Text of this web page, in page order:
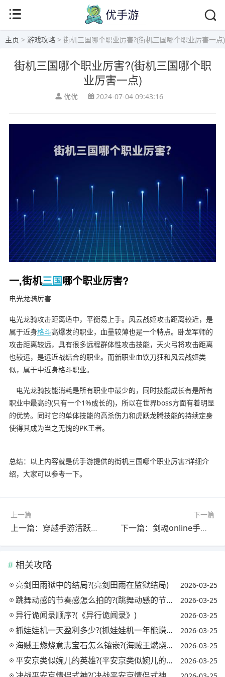
主页 > 游戏攻略 > 街机三国哪个职业厉害?(街机三国哪个职业厉害一点)
街机三国哪个职业厉害?(街机三国哪个职
业厉害一点)
优优 2024-07-04 09:43:16
一,街机三国哪个职业厉害?
电光龙骑厉害
电光龙骑攻击距离适中，平衡易上手。风云战姬攻击距离较近，是
属于近身格斗高爆发的职业，血量较薄也是一个特点。卧龙军师的
攻击距离较远，具有很多远程群体性攻击技能，天火弓将攻击距离
也较远，是远近战结合的职业。而新职业血饮刀狂和风云战姬类
似，属于中近身格斗职业。
电光龙骑技能消耗是所有职业中最少的，同时技能成长有是所有
职业中最高的(只有一个1%成长的)，所以在世界boss方面有着明显
的优势。同时它的单体技能的高杀伤力和虎跃龙腾技能的持续定身
使得其成为当之无愧的PK王者。
总结：以上内容就是优手游提供的街机三国哪个职业厉害?详细介
绍，大家可以参考一下。
上一篇
上一篇：穿越手游活跃得钻石有什么用?(手游穿越怎么刷活跃值)
下一篇
下一篇：剑魂online手游是哪个国家的游戏?(剑魂online手游是哪个国家的游戏呀)
相关攻略
亮剑田雨狱中的结局?(亮剑田雨在监狱结局) 2026-03-25
跳舞动感的节奏感怎么拍的?(跳舞动感的节奏感怎么拍的视频) 2026-03-25
异行诡闻录顺序?(《异行诡闻录》) 2026-03-25
抓娃娃机一天盈利多少?(抓娃娃机一年能赚多少钱) 2026-03-25
海贼王燃烧意志宝石怎么镶嵌?(海贼王燃烧意志宝石镶嵌攻略) 2026-03-25
平安京类似婉儿的英雄?(平安京类似婉儿的英雄名字) 2026-03-25